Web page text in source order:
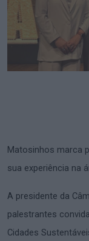
Matosinhos marca
sua experiência na
A presidente da
palestrantes
Cidades